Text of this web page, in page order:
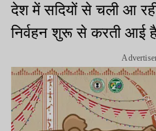
देश में सदियों से चली आ
निर्वहन शुरू से करती आई